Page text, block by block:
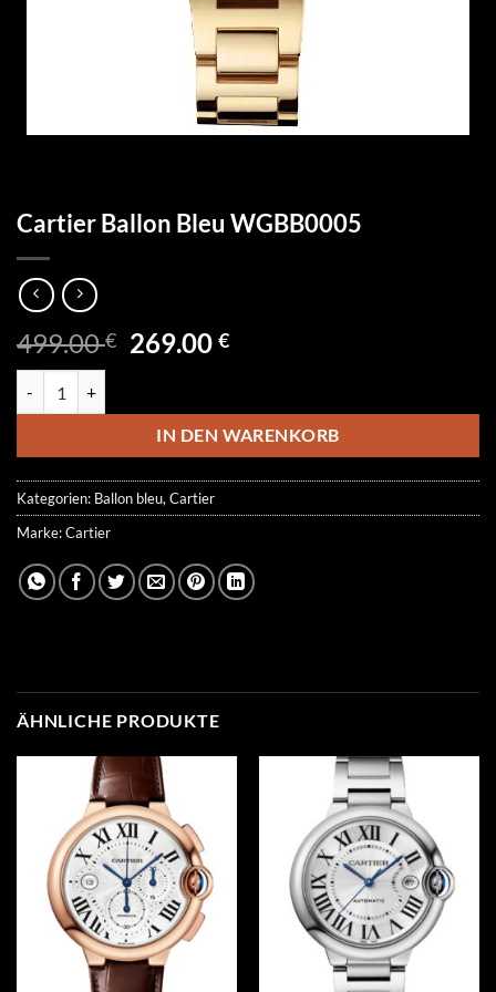
Cartier Ballon Bleu WGBB0005
499.00€ Ursprünglicher
499.00 €
269.00€Aktueller
269.00 €.
IN DEN WARENKORB
Kategorien: Ballon bleu, Cartier
Marke:Cartier
ÄHNLICHE PRODUKTE